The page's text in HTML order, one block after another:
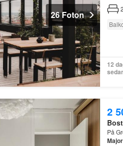
26 Foton
2
12
2
På